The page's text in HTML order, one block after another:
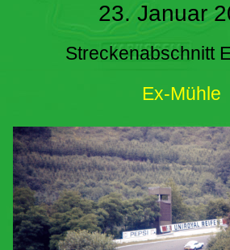
23. Januar
Streckenabschnitt
Ex-Mühle